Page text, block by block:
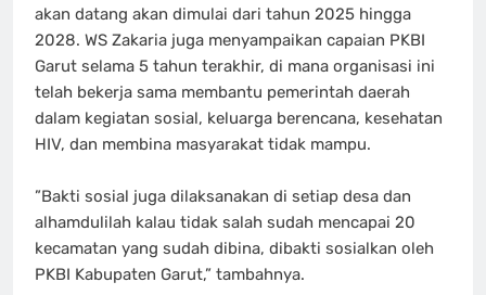
akan datang akan dimulai dari tahun 2025 hingga
2028. ​WS Zakaria juga menyampaikan capaian PKBI
Garut selama 5 tahun terakhir, di mana organisasi ini
telah bekerja sama membantu pemerintah daerah
dalam kegiatan sosial, keluarga berencana, kesehatan
HIV, dan membina masyarakat tidak mampu.
‎”Bakti sosial juga dilaksanakan di setiap desa dan
alhamdulilah kalau tidak salah sudah mencapai 20
kecamatan yang sudah dibina, dibakti sosialkan oleh
PKBI Kabupaten Garut,” tambahnya.